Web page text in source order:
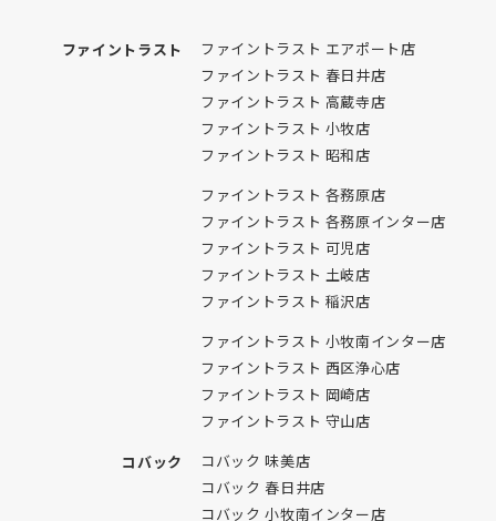
ファイントラスト
ファイントラスト エアポート店
ファイントラスト 春日井店
ファイントラスト 高蔵寺店
ファイントラスト 小牧店
ファイントラスト 昭和店
ファイントラスト 各務原店
ファイントラスト 各務原インター店
ファイントラスト 可児店
ファイントラスト 土岐店
ファイントラスト 稲沢店
ファイントラスト 小牧南インター店
ファイントラスト 西区浄心店
ファイントラスト 岡崎店
ファイントラスト 守山店
コバック
コバック 味美店
コバック 春日井店
コバック 小牧南インター店